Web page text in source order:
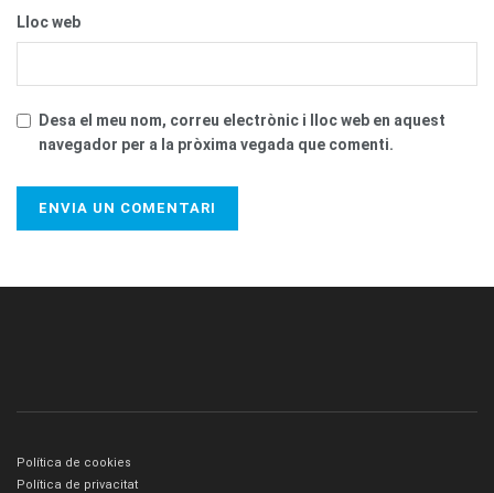
Lloc web
Desa el meu nom, correu electrònic i lloc web en aquest
navegador per a la pròxima vegada que comenti.
Política de cookies
Política de privacitat